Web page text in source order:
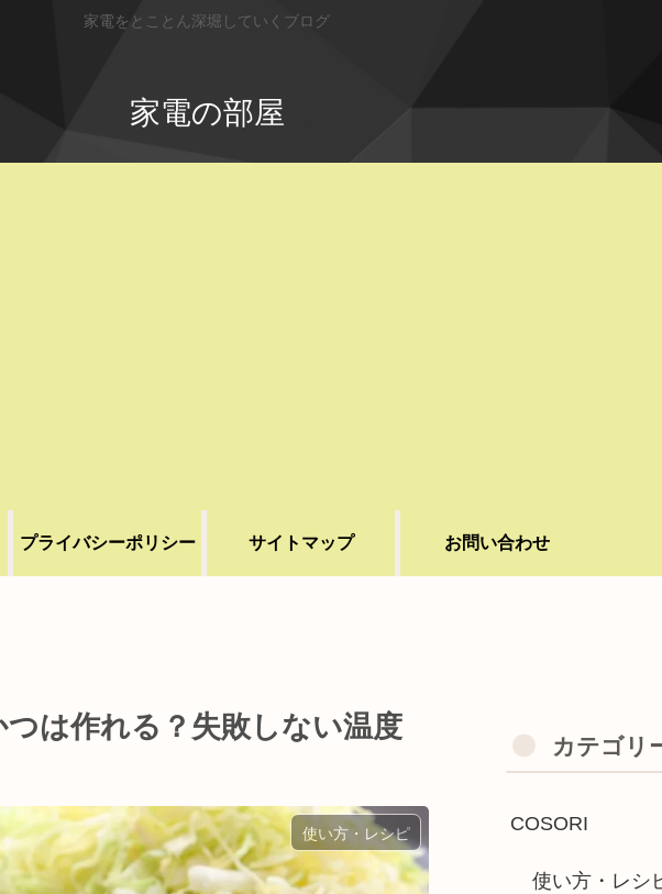
家電をとことん深堀していくブログ
家電の部屋
プライバシーポリシー サイトマップ お問い合わせ
は作れる？失敗しない温度
使い方・レシピ
カテゴリ
COSORI
使い方・レシ